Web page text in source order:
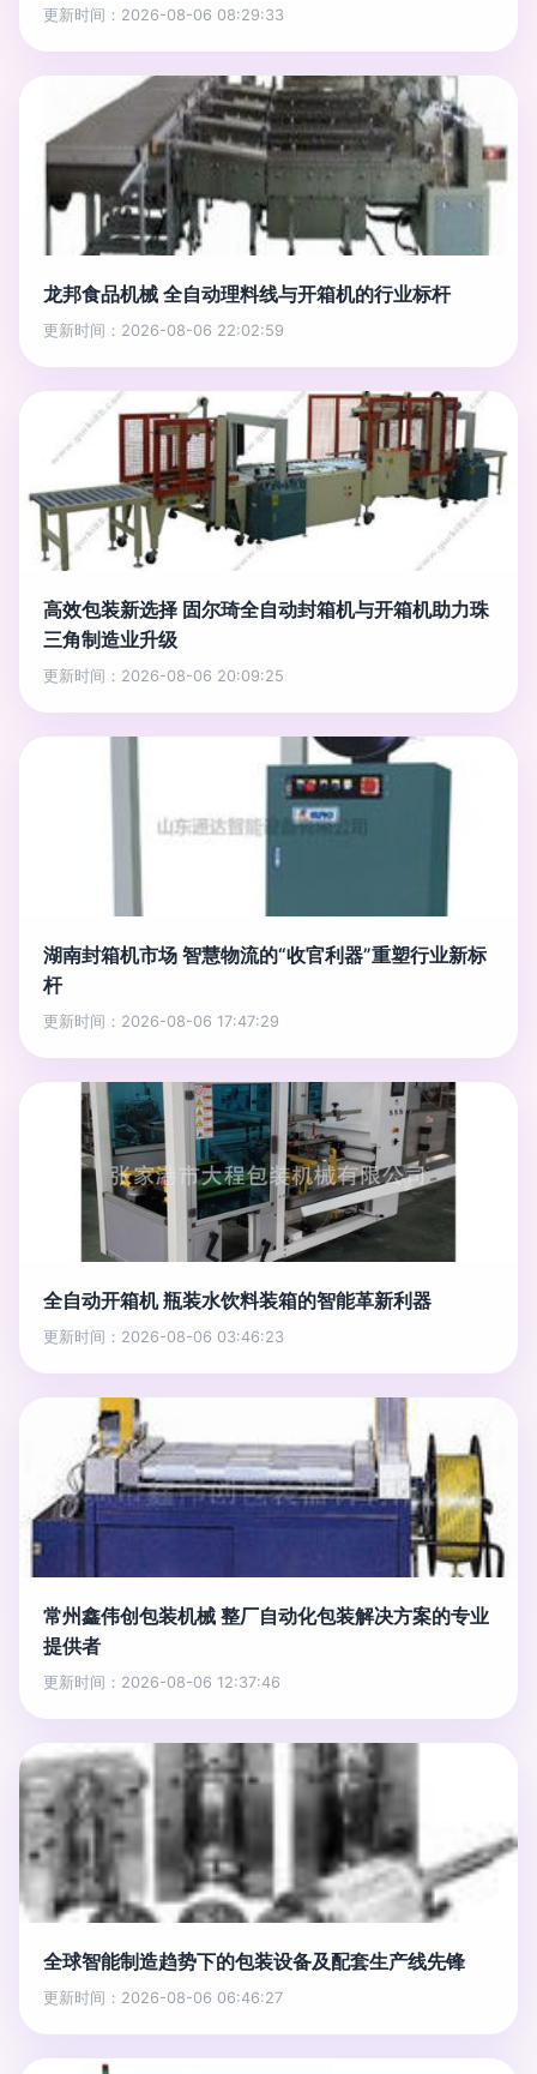
更新时间：2026-08-06 08:29:33
龙邦食品机械 全自动理料线与开箱机的行业标杆
更新时间：2026-08-06 22:02:59
高效包装新选择 固尔琦全自动封箱机与开箱机助力珠
三角制造业升级
更新时间：2026-08-06 20:09:25
湖南封箱机市场 智慧物流的“收官利器”重塑行业新标
杆
更新时间：2026-08-06 17:47:29
全自动开箱机 瓶装水饮料装箱的智能革新利器
更新时间：2026-08-06 03:46:23
常州鑫伟创包装机械 整厂自动化包装解决方案的专业
提供者
更新时间：2026-08-06 12:37:46
全球智能制造趋势下的包装设备及配套生产线先锋
更新时间：2026-08-06 06:46:27